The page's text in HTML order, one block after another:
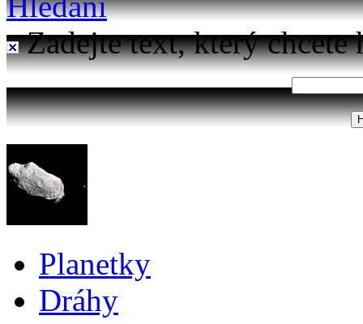
Zadejte text, který chcete
Planetky
Dráhy